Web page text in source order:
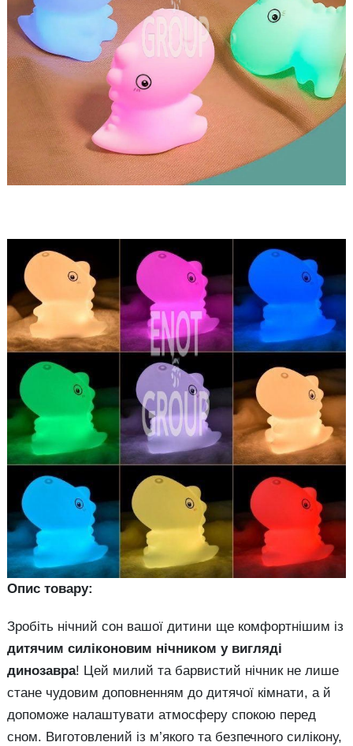
Опис товару:
Зробіть нічний сон вашої дитини ще комфортнішим із
дитячим силіконовим нічником у вигляді
динозавра! Цей милий та барвистий нічник не лише
стане чудовим доповненням до дитячої кімнати, а й
допоможе налаштувати атмосферу спокою перед
сном. Виготовлений із м’якого та безпечного силікону,